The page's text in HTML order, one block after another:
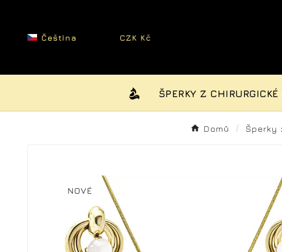
Čeština CZK Kč
ŠPERKY Z CHIRURGICKÉ
Domů Šperky
NOVÉ